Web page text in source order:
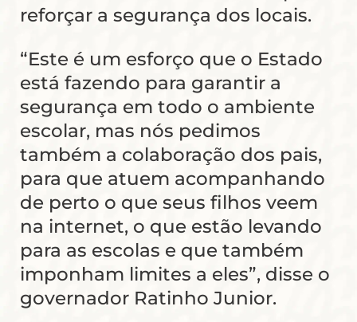
reforçar a segurança dos locais.
“Este é um esforço que o Estado
está fazendo para garantir a
segurança em todo o ambiente
escolar, mas nós pedimos
também a colaboração dos pais,
para que atuem acompanhando
de perto o que seus filhos veem
na internet, o que estão levando
para as escolas e que também
imponham limites a eles”, disse o
governador Ratinho Junior.